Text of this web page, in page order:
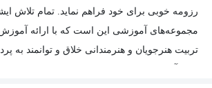
رزومه خوبی برای خود فراهم نماید. تمام تلاش
مجموعه‌های آموزشی این است که با ارائه آموزش
تربیت هنرجویان و هنرمندانی خلاق و توانمند به